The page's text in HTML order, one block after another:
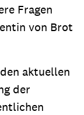
Fragen
von Brot
aktuellen
der